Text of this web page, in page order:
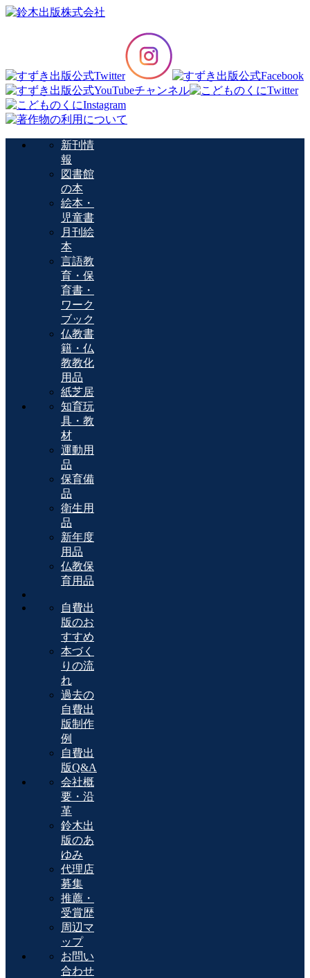
新刊情
報
図書館
の本
絵本・
児童書
月刊絵
本
言語教
育・保
育書・
ワーク
ブック
仏教書
籍・仏
教教化
用品
紙芝居
知育玩
具・教
材
運動用
品
保育備
品
衛生用
品
新年度
用品
仏教保
育用品
自費出
版のお
すすめ
本づく
りの流
れ
過去の
自費出
版制作
例
自費出
版Q&A
会社概
要・沿
革
鈴木出
版のあ
ゆみ
代理店
募集
推薦・
受賞歴
周辺マ
ップ
お問い
合わせ